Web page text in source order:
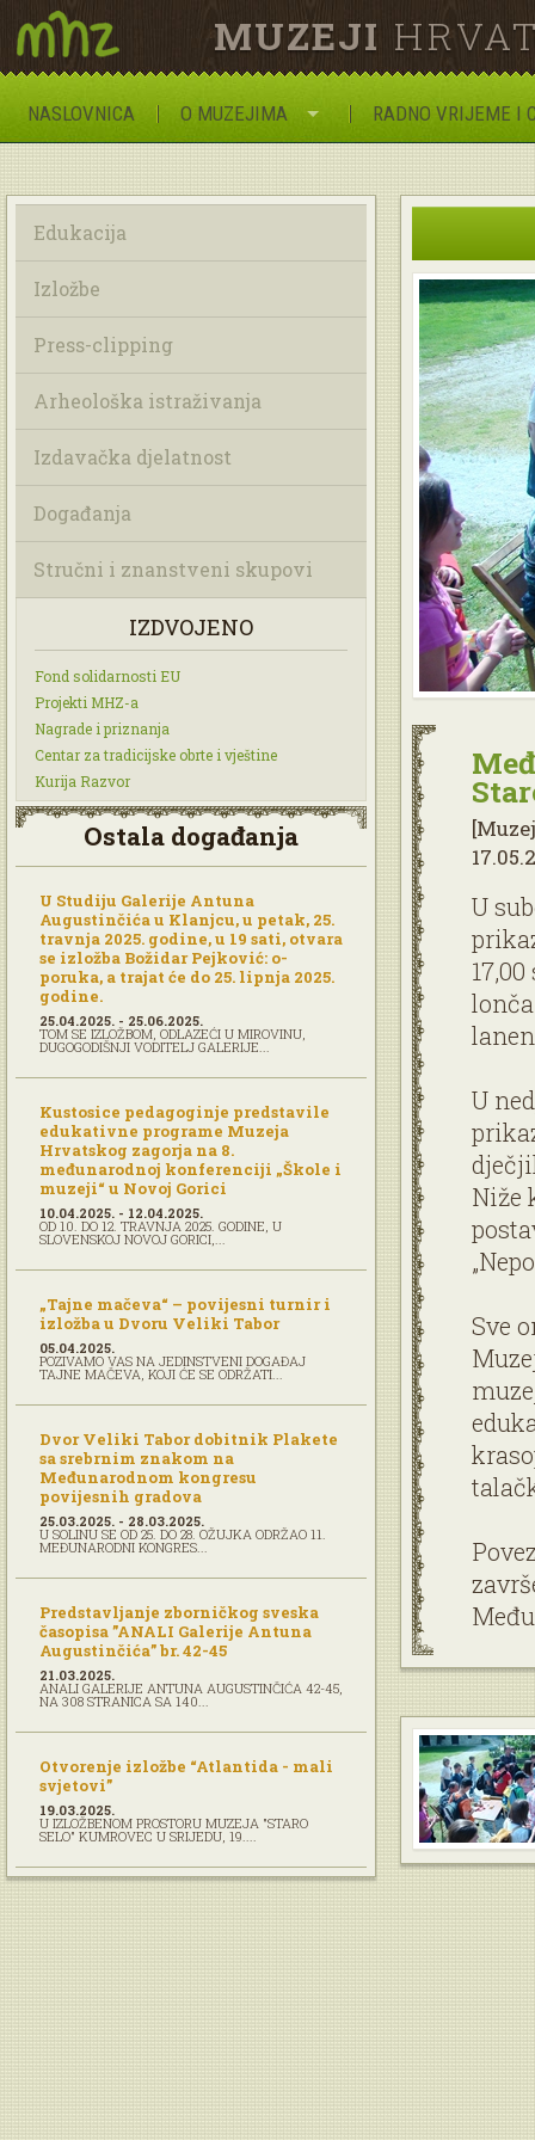
MUZEJI
NASLOVNICA O MUZEJIMA RADNO VRIJEME I
Edukacija
Izložbe
Press-clipping
Arheološka istraživanja
Izdavačka djelatnost
Događanja
Stručni i znanstveni skupovi
IZDVOJENO
Fond solidarnosti EU
Projekti MHZ-a
Nagrade i priznanja
Centar za tradicijske obrte i vještine
Kurija Razvor
Ostala događanja
U Studiju Galerije Antuna
Augustinčića u Klanjcu, u petak, 25.
travnja 2025. godine, u 19 sati, otvara
se izložba Božidar Pejković: o-
poruka, a trajat će do 25. lipnja 2025.
godine.
25.04.2025. - 25.06.2025.
TOM SE IZLOŽBOM, ODLAZEĆI U MIROVINU,
DUGOGODIŠNJI VODITELJ GALERIJE...
Kustosice pedagoginje predstavile
edukativne programe Muzeja
Hrvatskog zagorja na 8.
međunarodnoj konferenciji „Škole i
muzeji“ u Novoj Gorici
10.04.2025. - 12.04.2025.
OD 10. DO 12. TRAVNJA 2025. GODINE, U
SLOVENSKOJ NOVOJ GORICI,...
„Tajne mačeva“ – povijesni turnir i
izložba u Dvoru Veliki Tabor
05.04.2025.
POZIVAMO VAS NA JEDINSTVENI DOGAĐAJ
TAJNE MAČEVA, KOJI ĆE SE ODRŽATI...
Dvor Veliki Tabor dobitnik Plakete
sa srebrnim znakom na
Međunarodnom kongresu
povijesnih gradova
25.03.2025. - 28.03.2025.
U SOLINU SE OD 25. DO 28. OŽUJKA ODRŽAO 11.
MEĐUNARODNI KONGRES...
Predstavljanje zborničkog sveska
časopisa ”ANALI Galerije Antuna
Augustinčića” br. 42-45
21.03.2025.
ANALI GALERIJE ANTUNA AUGUSTINČIĆA 42-45,
NA 308 STRANICA SA 140...
Otvorenje izložbe “Atlantida - mali
svjetovi”
19.03.2025.
U IZLOŽBENOM PROSTORU MUZEJA "STARO
SELO" KUMROVEC U SRIJEDU, 19....
U
U
Niže
Sve